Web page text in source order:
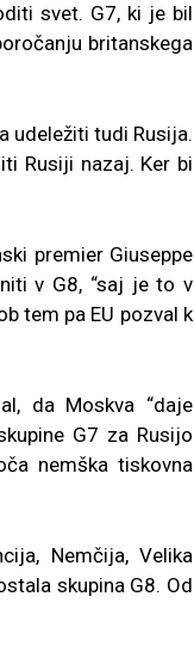
svet. G7, ki je bil
britanskega
udeležiti tudi Rusija.
Rusiji nazaj. Ker bi
premier Giuseppe
v G8, “saj je to v
tem pa EU pozval k
da Moskva “daje
G7 za Rusijo
nemška tiskovna
Nemčija, Velika
skupina G8. Od